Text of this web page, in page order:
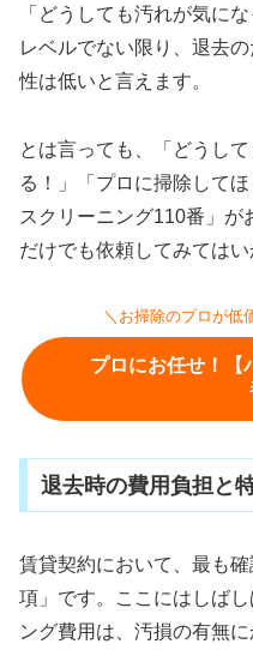
「どうしても汚れが気に
レベルでない限り、退去
性は低いと言えます。
とは言っても、「どうし
る！」「プロに掃除して
スクリーニング110番」が
だけでも依頼してみてはい
＼お掃除のプロが低
プロにお任せ！【
退去時の費用負担と
賃貸契約において、最も
項」です。ここにはしば
ング費用は、汚損の有無